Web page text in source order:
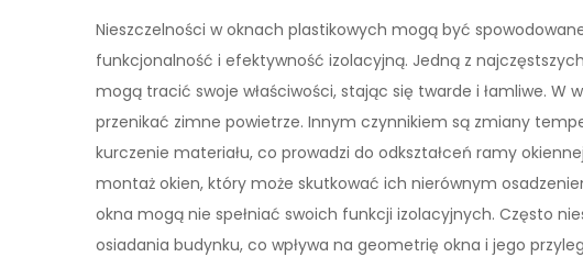
Nieszczelności w oknach plastikowych mogą być
funkcjonalność i efektywność izolacyjną. Jedną z
mogą tracić swoje właściwości, stając się twarde i łamliwe. W
przenikać zimne powietrze. Innym czynnikiem są zmiany
kurczenie materiału, co prowadzi do odkształceń ramy
montaż okien, który może skutkować ich nierównym
okna mogą nie spełniać swoich funkcji izolacyjnych. Często
osiadania budynku, co wpływa na geometrię okna i jego